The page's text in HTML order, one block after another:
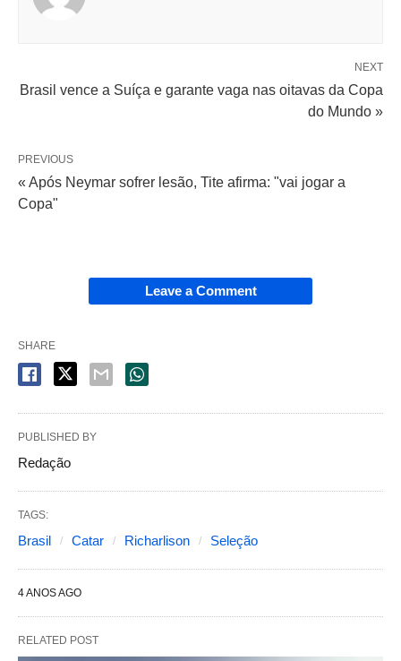
NEXT
Brasil vence a Suíça e garante vaga nas oitavas da Copa
do Mundo »
PREVIOUS
« Após Neymar sofrer lesão, Tite afirma: "vai jogar a
Copa"
Leave a Comment
SHARE
PUBLISHED BY
Redação
TAGS:
Brasil Catar Richarlison Seleção
4 ANOS AGO
RELATED POST